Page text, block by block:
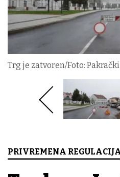
Trg je zatvoren/Foto:
PRIVREMENA